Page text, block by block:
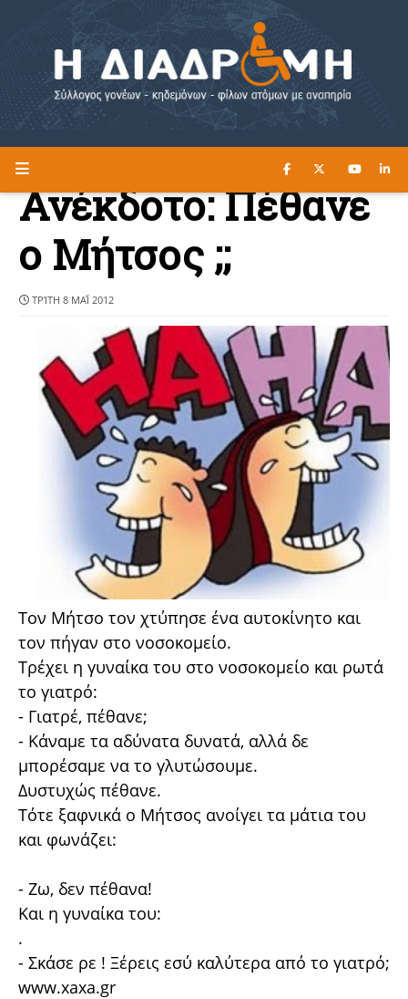
Η ΔΙΑΔΡΟΜΗ ΔΙΑΒΑΣΤΕ ΕΔΩ ►
Ανέκδοτο: Πέθανε
ο Μήτσος ;;
ΤΡΊΤΗ 8 ΜΑΪ́ 2012
Τον Μήτσο τον χτύπησε ένα αυτοκίνητο και
τον πήγαν στο νοσοκομείο.
Τρέχει η γυναίκα του στο νοσοκομείο και ρωτά
το γιατρό:
- Γιατρέ, πέθανε;
- Κάναμε τα αδύνατα δυνατά, αλλά δε
μπορέσαμε να το γλυτώσουμε.
Δυστυχώς πέθανε.
Τότε ξαφνικά ο Μήτσος ανοίγει τα μάτια του
και φωνάζει:
- Ζω, δεν πέθανα!
Και η γυναίκα του:
.
- Σκάσε ρε ! Ξέρεις εσύ καλύτερα από το γιατρό;
www.xaxa.gr